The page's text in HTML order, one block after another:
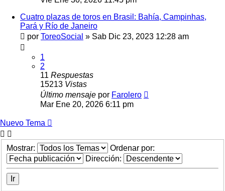
Cuatro plazas de toros en Brasil: Bahía, Campinhas,
Pará y Río de Janeiro
por ToreoSocial » Sab Dic 23, 2023 12:28 am
1
2
11 Respuestas
15213 Vistas
Último mensaje por Farolero
Mar Ene 20, 2026 6:11 pm
Nuevo Tema
Mostrar:
Ordenar por:
Dirección: